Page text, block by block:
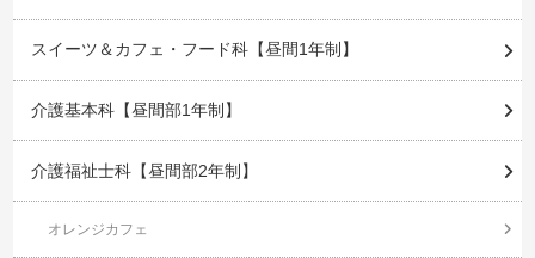
スイーツ＆カフェ・フード科【昼間1年制】
介護基本科【昼間部1年制】
介護福祉士科【昼間部2年制】
オレンジカフェ